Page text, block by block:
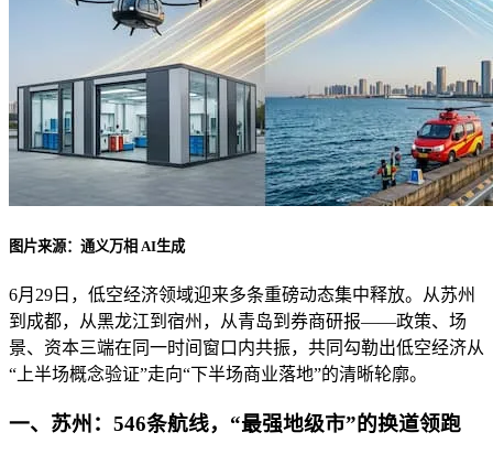
图片来源：通义万相 AI生成
6月29日，低空经济领域迎来多条重磅动态集中释放。从苏州
到成都，从黑龙江到宿州，从青岛到券商研报——政策、场
景、资本三端在同一时间窗口内共振，共同勾勒出低空经济从
“上半场概念验证”走向“下半场商业落地”的清晰轮廓。
一、苏州：546条航线，“最强地级市”的换道领跑